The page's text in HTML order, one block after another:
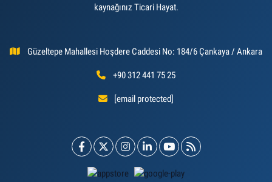
kaynağınız Ticari Hayat.
Güzeltepe Mahallesi Hoşdere Caddesi No: 184/6 Çankaya / Ankara
+90 312 441 75 25
[email protected]